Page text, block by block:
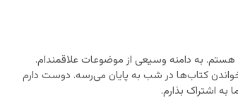
به دامنه وسیعی از موضوعات علاقمندام.
کتاب‌ها در شب به پایان می‌رسه. دوست دارم
اشتراک بذارم.